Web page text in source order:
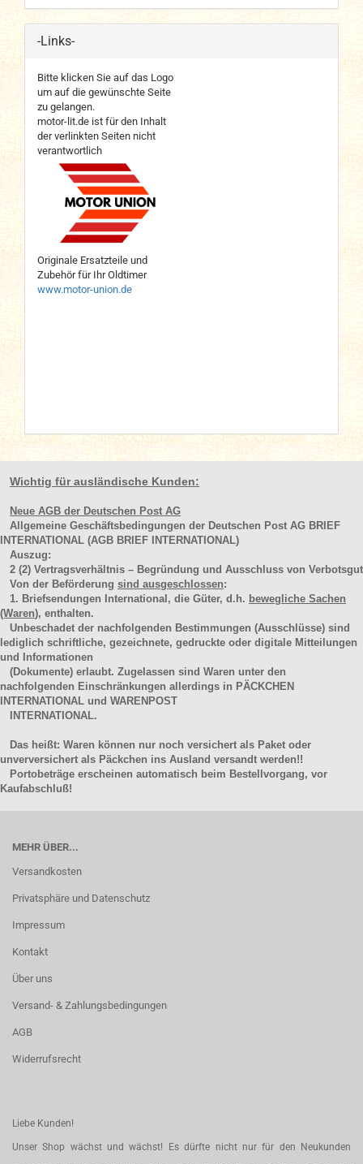
-Links-
Bitte klicken Sie auf das Logo
um auf die gewünschte Seite
zu gelangen.
motor-lit.de ist für den Inhalt
der verlinkten Seiten nicht
verantwortlich
Originale Ersatzteile und
Zubehör für Ihr Oldtimer
www.motor-union.de
Wichtig für ausländische Kunden:
Neue AGB der Deutschen Post AG
Allgemeine Geschäftsbedingungen der Deutschen Post AG BRIEF
INTERNATIONAL (AGB BRIEF INTERNATIONAL)
Auszug:
2 (2) Vertragsverhältnis – Begründung und Ausschluss von Verbotsgut
Von der Beförderung sind ausgeschlossen:
1. Briefsendungen International, die Güter, d.h. bewegliche Sachen
(Waren), enthalten.
Unbeschadet der nachfolgenden Bestimmungen (Ausschlüsse) sind
lediglich schriftliche, gezeichnete, gedruckte oder digitale Mitteilungen
und Informationen
(Dokumente) erlaubt. Zugelassen sind Waren unter den
nachfolgenden Einschränkungen allerdings in PÄCKCHEN
INTERNATIONAL und WARENPOST
INTERNATIONAL.
Das heißt: Waren können nur noch versichert als Paket oder
unverversichert als Päckchen ins Ausland versandt werden!!
Portobeträge erscheinen automatisch beim Bestellvorgang, vor
Kaufabschluß!
MEHR ÜBER...
Versandkosten
Privatsphäre und Datenschutz
Impressum
Kontakt
Über uns
Versand- & Zahlungsbedingungen
AGB
Widerrufsrecht
Liebe Kunden!
Unser Shop wächst und wächst! Es dürfte nicht nur für den Neukunden